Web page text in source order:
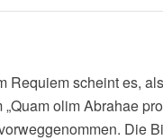
Requiem scheint es,
olim Abrahae
Die